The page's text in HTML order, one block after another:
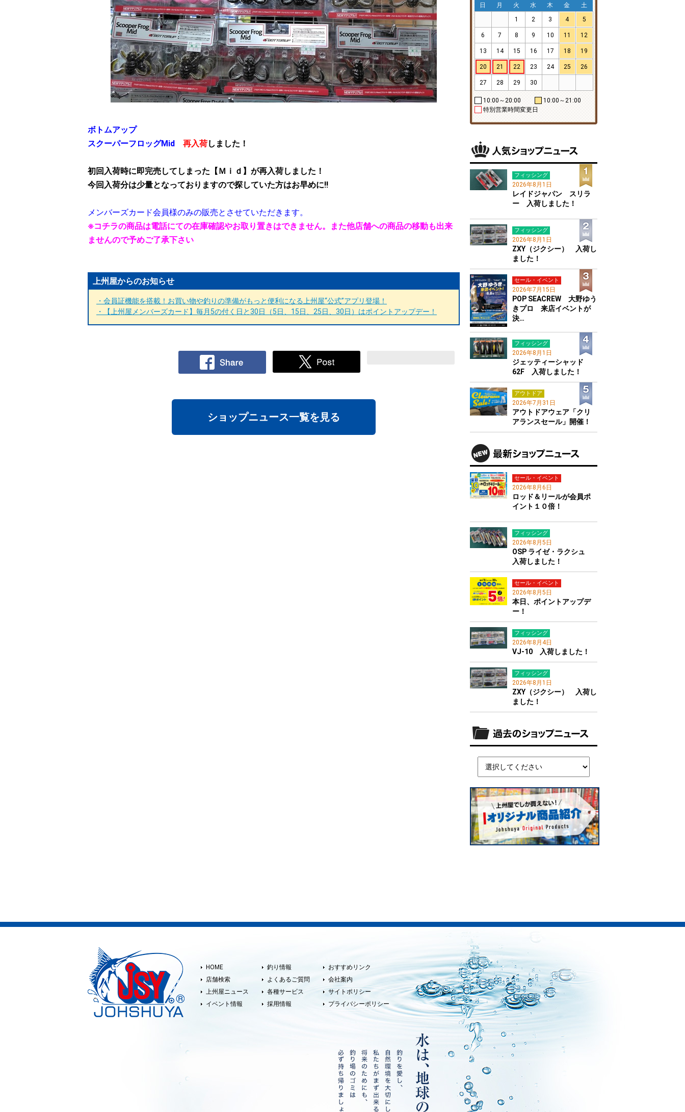
ボトムアップ
スクーパーフロッグMid 再入荷しました！
初回入荷時に即完売してしまった【Ｍｉｄ】が再入荷しました！
今回入荷分は少量となっておりますので探していた方はお早めに!!
メンバーズカード会員様のみの販売とさせていただきます。
※コチラの商品は電話にての在庫確認やお取り置きはできません。また他店舗への商品の移動も出来
ませんので予めご了承下さい
上州屋からのお知らせ
・会員証機能を搭載！お買い物や釣りの準備がもっと便利になる上州屋“公式”アプリ登場！
・【上州屋メンバーズカード】毎月5の付く日と30日（5日、15日、25日、30日）はポイントアップデー！
ショップニュース一覧を見る
日
月 火 水 木 金
土
1
2 3 4 5
6 7 8 9 10 11 12
13 14 15 16 17 18 19
20 21 22 23 24 25 26
27 28 29 30
10:00～20:00
10:00～21:00
特別営業時間変更日
フィッシング
2026年8月1日
レイドジャパン スリラ
ー 入荷しました！
フィッシング
2026年8月1日
ZXY（ジクシー） 入荷し
ました！
セール・イベント
2026年7月15日
POP SEACREW 大野ゆう
きプロ 来店イベントが
決…
フィッシング
2026年8月1日
ジェッティーシャッド
62F 入荷しました！
アウトドア
2026年7月31日
アウトドアウェア「クリ
アランスセール」開催！
セール・イベント
2026年8月6日
ロッド＆リールが会員ポ
イント１０倍！
フィッシング
2026年8月5日
OSP ライゼ・ラクシュ
入荷しました！
セール・イベント
2026年8月5日
本日、ポイントアップデ
ー！
フィッシング
2026年8月4日
VJ-10 入荷しました！
フィッシング
2026年8月1日
ZXY（ジクシー） 入荷し
ました！
HOME
店舗検索
上州屋ニュース
イベント情報
釣り情報
よくあるご質問
各種サービス
採用情報
おすすめリンク
会社案内
サイトポリシー
プライバシーポリシー